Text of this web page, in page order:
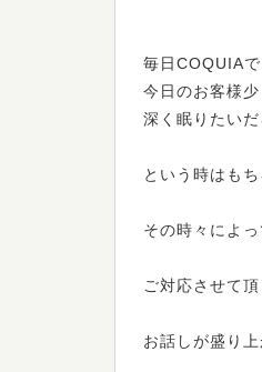
毎日COQUIA
今日のお客様
深く眠りたい
という時はも
その時々によ
ご対応させて
お話しが盛り